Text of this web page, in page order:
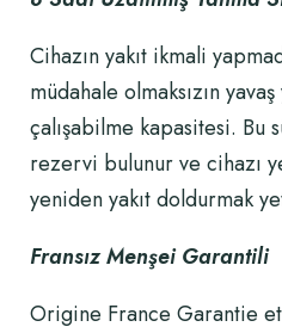
Cihazın yakıt ikmali
müdahale olmaksızın
çalışabilme kapasitesi. Bu
rezervi bulunur ve cihazı
yeniden yakıt doldurmak
Fransız Menşei Garantili
Origine France Garantie